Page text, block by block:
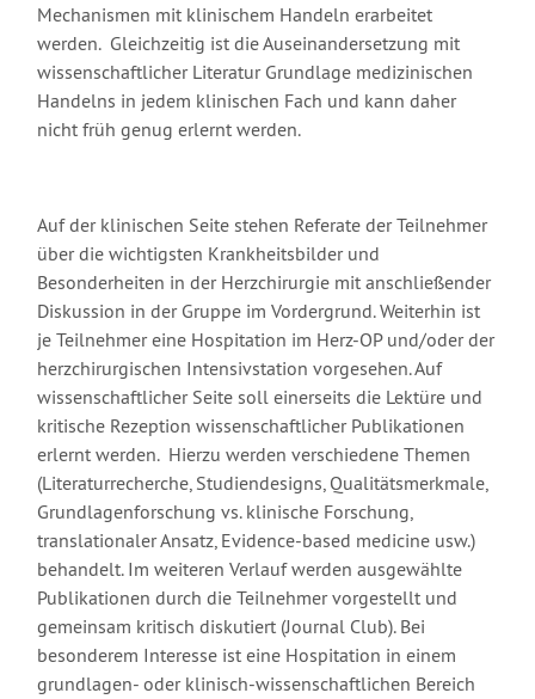
Mechanismen mit klinischem Handeln erarbeitet
werden. Gleichzeitig ist die Auseinandersetzung mit
wissenschaftlicher Literatur Grundlage medizinischen
Handelns in jedem klinischen Fach und kann daher
nicht früh genug erlernt werden.
Auf der klinischen Seite stehen Referate der Teilnehmer
über die wichtigsten Krankheitsbilder und
Besonderheiten in der Herzchirurgie mit anschließender
Diskussion in der Gruppe im Vordergrund. Weiterhin ist
je Teilnehmer eine Hospitation im Herz-OP und/oder der
herzchirurgischen Intensivstation vorgesehen. Auf
wissenschaftlicher Seite soll einerseits die Lektüre und
kritische Rezeption wissenschaftlicher Publikationen
erlernt werden. Hierzu werden verschiedene Themen
(Literaturrecherche, Studiendesigns, Qualitätsmerkmale,
Grundlagenforschung vs. klinische Forschung,
translationaler Ansatz, Evidence-based medicine usw.)
behandelt. Im weiteren Verlauf werden ausgewählte
Publikationen durch die Teilnehmer vorgestellt und
gemeinsam kritisch diskutiert (Journal Club). Bei
besonderem Interesse ist eine Hospitation in einem
grundlagen- oder klinisch-wissenschaftlichen Bereich